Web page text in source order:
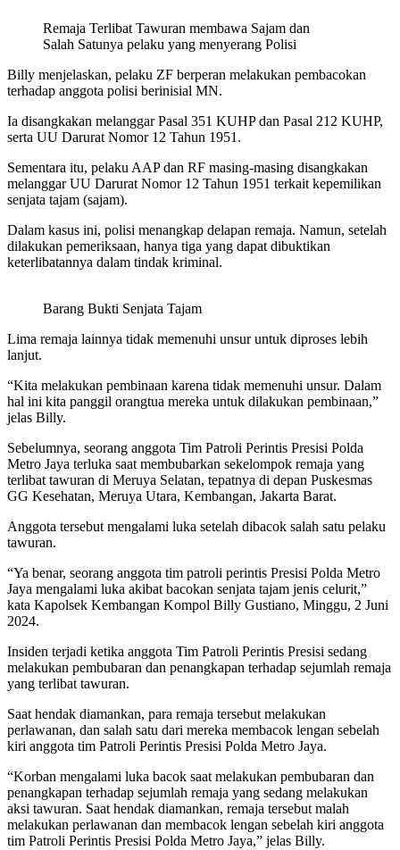
Remaja Terlibat Tawuran membawa Sajam dan
Salah Satunya pelaku yang menyerang Polisi
Billy menjelaskan, pelaku ZF berperan melakukan pembacokan
terhadap anggota polisi berinisial MN.
Ia disangkakan melanggar Pasal 351 KUHP dan Pasal 212 KUHP,
serta UU Darurat Nomor 12 Tahun 1951.
Sementara itu, pelaku AAP dan RF masing-masing disangkakan
melanggar UU Darurat Nomor 12 Tahun 1951 terkait kepemilikan
senjata tajam (sajam).
Dalam kasus ini, polisi menangkap delapan remaja. Namun, setelah
dilakukan pemeriksaan, hanya tiga yang dapat dibuktikan
keterlibatannya dalam tindak kriminal.
Barang Bukti Senjata Tajam
Lima remaja lainnya tidak memenuhi unsur untuk diproses lebih
lanjut.
“Kita melakukan pembinaan karena tidak memenuhi unsur. Dalam
hal ini kita panggil orangtua mereka untuk dilakukan pembinaan,”
jelas Billy.
Sebelumnya, seorang anggota Tim Patroli Perintis Presisi Polda
Metro Jaya terluka saat membubarkan sekelompok remaja yang
terlibat tawuran di Meruya Selatan, tepatnya di depan Puskesmas
GG Kesehatan, Meruya Utara, Kembangan, Jakarta Barat.
Anggota tersebut mengalami luka setelah dibacok salah satu pelaku
tawuran.
“Ya benar, seorang anggota tim patroli perintis Presisi Polda Metro
Jaya mengalami luka akibat bacokan senjata tajam jenis celurit,”
kata Kapolsek Kembangan Kompol Billy Gustiano, Minggu, 2 Juni
2024.
Insiden terjadi ketika anggota Tim Patroli Perintis Presisi sedang
melakukan pembubaran dan penangkapan terhadap sejumlah remaja
yang terlibat tawuran.
Saat hendak diamankan, para remaja tersebut melakukan
perlawanan, dan salah satu dari mereka membacok lengan sebelah
kiri anggota tim Patroli Perintis Presisi Polda Metro Jaya.
“Korban mengalami luka bacok saat melakukan pembubaran dan
penangkapan terhadap sejumlah remaja yang sedang melakukan
aksi tawuran. Saat hendak diamankan, remaja tersebut malah
melakukan perlawanan dan membacok lengan sebelah kiri anggota
tim Patroli Perintis Presisi Polda Metro Jaya,” jelas Billy.